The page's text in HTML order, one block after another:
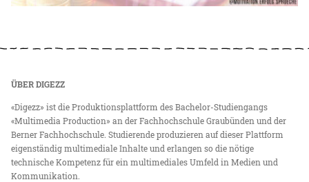
ÜBER DIGEZZ
«Digezz» ist die Produktionsplattform des Bachelor-Studiengangs
«Multimedia Production» an der Fachhochschule Graubünden und der
Berner Fachhochschule. Studierende produzieren auf dieser Plattform
eigenständig multimediale Inhalte und erlangen so die nötige
technische Kompetenz für ein multimediales Umfeld in Medien und
Kommunikation.